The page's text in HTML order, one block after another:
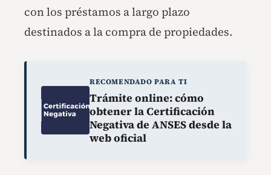
con los préstamos a largo plazo
destinados a la compra de propiedades.
RECOMENDADO PARA TI
Trámite online: cómo
obtener la Certificación
Negativa de ANSES desde la
web oficial